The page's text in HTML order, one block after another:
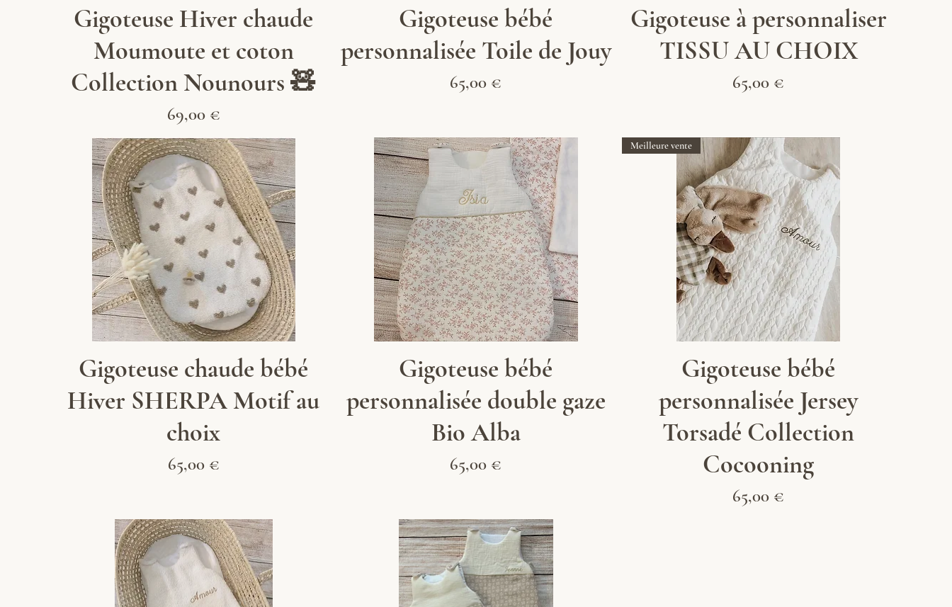
Aperçu rapide
Gigoteuse Hiver chaude
Moumoute et coton
Collection Nounours 🧸
Prix
69,00 €
Aperçu rapide
Gigoteuse bébé
personnalisée Toile de Jouy
Prix
65,00 €
Aperçu rapide
Gigoteuse à personnaliser
TISSU AU CHOIX
Prix
65,00 €
Aperçu rapide
Gigoteuse chaude bébé
Hiver SHERPA Motif au
choix
Prix
65,00 €
Aperçu rapide
Gigoteuse bébé
personnalisée double gaze
Bio Alba
Prix
65,00 €
Aperçu rapide
Meilleure vente
Gigoteuse bébé
personnalisée Jersey
Torsadé Collection
Cocooning
Prix
65,00 €